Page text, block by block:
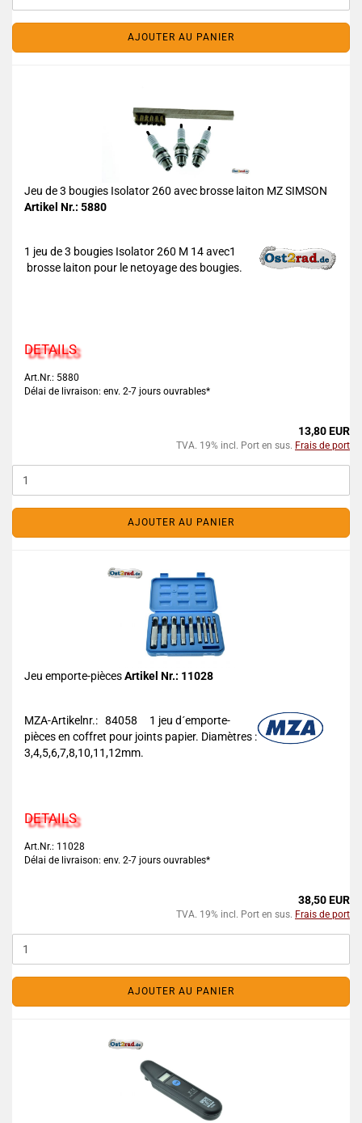
AJOUTER AU PANIER
Jeu de 3 bougies Isolator 260 avec brosse laiton MZ SIMSON
Artikel Nr.: 5880
1 jeu de 3 bougies Isolator 260 M 14 avec1
brosse laiton pour le netoyage des bougies.
DETAILS
Art.Nr.: 5880
Délai de livraison: env. 2-7 jours ouvrables*
13,80 EUR
TVA. 19% incl. Port en sus. Frais de port
AJOUTER AU PANIER
Jeu emporte-piècesArtikel Nr.: 11028
MZA-Artikelnr.: 84058
1 jeu d´emporte-
pièces en coffret pour joints papier. Diamètres :
3,4,5,6,7,8,10,11,12mm.
DETAILS
Art.Nr.: 11028
Délai de livraison: env. 2-7 jours ouvrables*
38,50 EUR
TVA. 19% incl. Port en sus. Frais de port
AJOUTER AU PANIER